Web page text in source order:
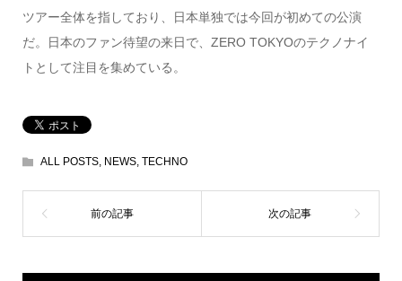
ツアー全体を指しており、日本単独では今回が初めての公演
だ。日本のファン待望の来日で、ZERO TOKYOのテクノナイ
トとして注目を集めている。
ALL POSTS, NEWS, TECHNO